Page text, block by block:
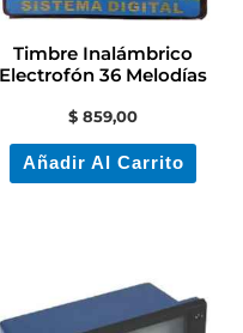
Timbre Inalámbrico
Electrofón 36 Melodías
$ 859,00
Añadir Al Carrito